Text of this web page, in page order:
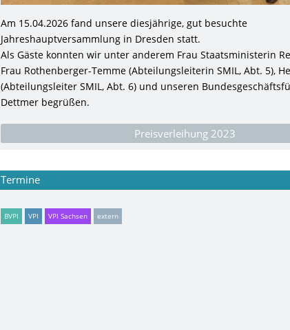
Am 15.04.2026 fand unsere diesjährige, gut besuchte
Jahreshauptversammlung in Dresden statt.
Als Gäste konnten wir unter anderem Frau Staatsministerin
Frau Rothenberger-Temme (Abteilungsleiterin SMIL, Abt. 5),
(Abteilungsleiter SMIL, Abt. 6) und unseren
Dettmer begrüßen.
Preisverleihung 2023
Termine
BVPI VPI VPI Sachsen extern